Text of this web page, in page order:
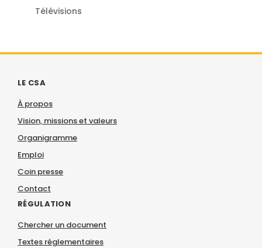
Télévisions
LE CSA
À propos
Vision, missions et valeurs
Organigramme
Emploi
Coin presse
Contact
RÉGULATION
Chercher un document
Textes réglementaires